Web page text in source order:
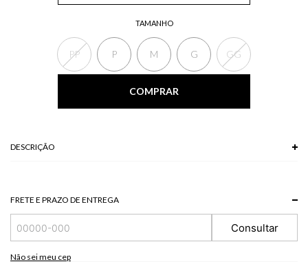
TAMANHO
PP P M G GG
COMPRAR
DESCRIÇÃO
70% VISCOSE + 30% LINHO
FRETE E PRAZO DE ENTREGA
Consultar
Não sei meu cep